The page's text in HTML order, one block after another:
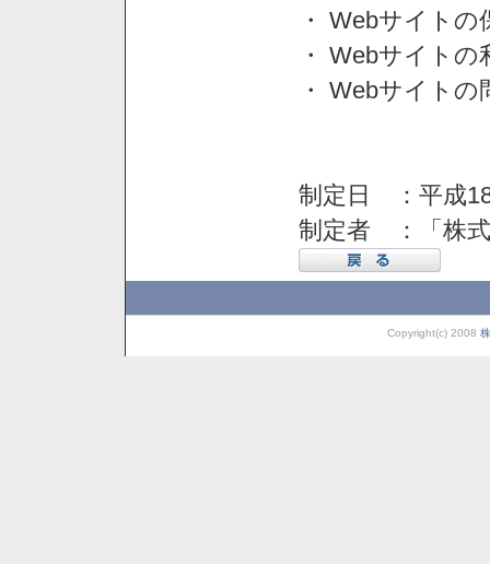
・ Webサイトの
・ Webサイト
・ Webサイト
制定日 ：平成
制定者 ：「株
Copyright(c) 2008